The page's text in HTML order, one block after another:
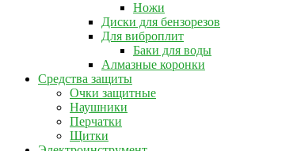
Ножи
Диски для бензорезов
Для виброплит
Баки для воды
Алмазные коронки
Средства защиты
Очки защитные
Наушники
Перчатки
Щитки